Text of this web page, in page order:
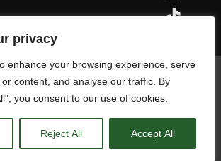
privacy
enhance your browsing experience, serve
content, and analyse our traffic. By
you consent to our use of cookies.
Reject All Accept All
de Artes y Diseño de Barcelona.
los derechos reservados.
ES EN